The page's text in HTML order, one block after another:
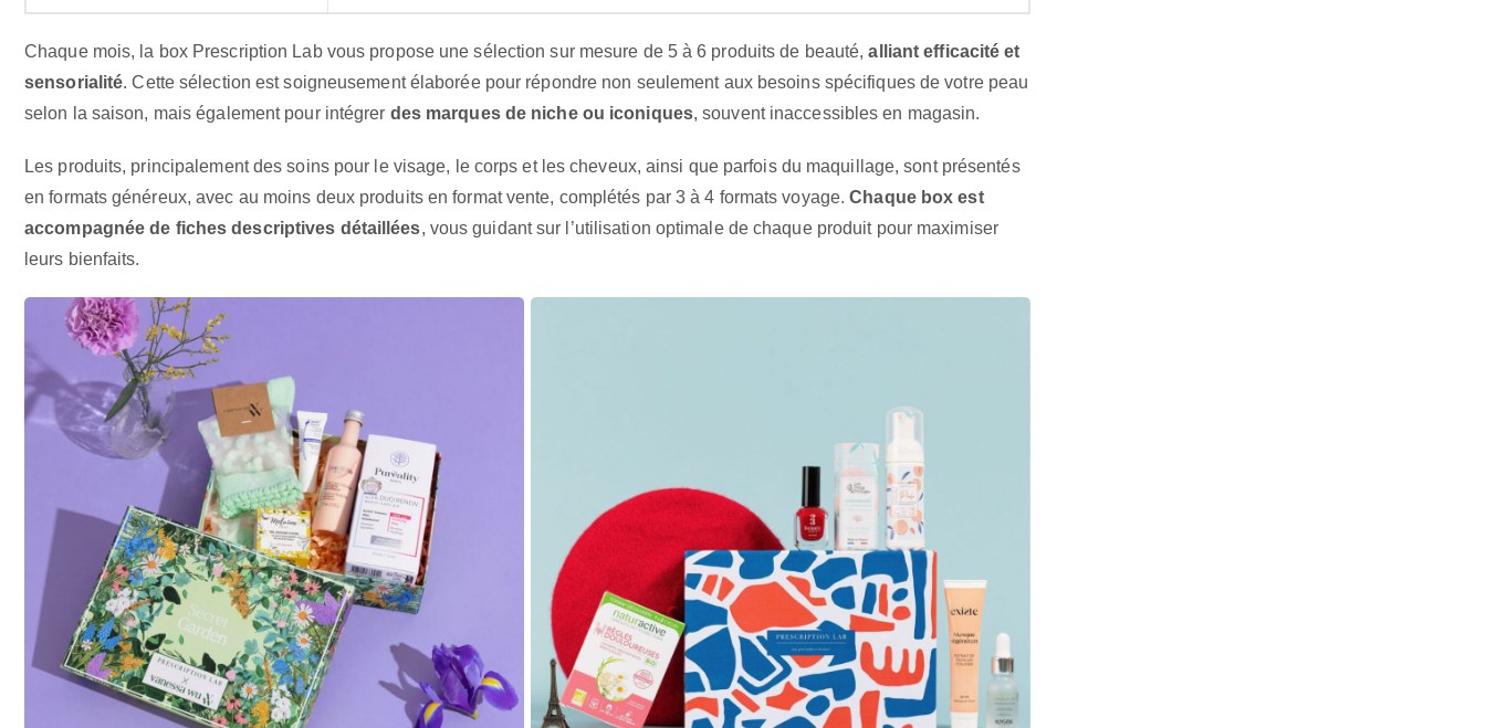
Chaque mois, la box Prescription Lab vous propose une sélection sur mesure de 5 à 6 produits de beauté,alliant efficacité et
sensorialité. Cette sélection est soigneusement élaborée pour répondre non seulement aux besoins spécifiques de votre peau
selon la saison, mais également pour intégrer des marques de niche ou iconiques, souvent inaccessibles en magasin.
Les produits, principalement des soins pour le visage, le corps et les cheveux, ainsi que parfois du maquillage, sont présentés
en formats généreux, avec au moins deux produits en format vente, complétés par 3 à 4 formats voyage.Chaque box est
accompagnée de fiches descriptives détaillées, vous guidant sur l’utilisation optimale de chaque produit pour maximiser
leurs bienfaits.